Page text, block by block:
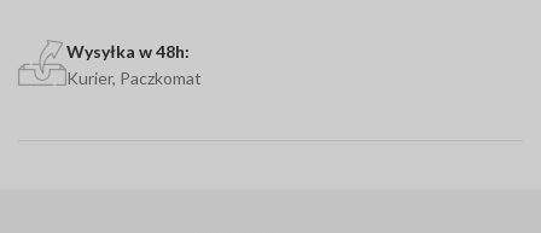
Wysyłka w 48h:
Kurier, Paczkomat